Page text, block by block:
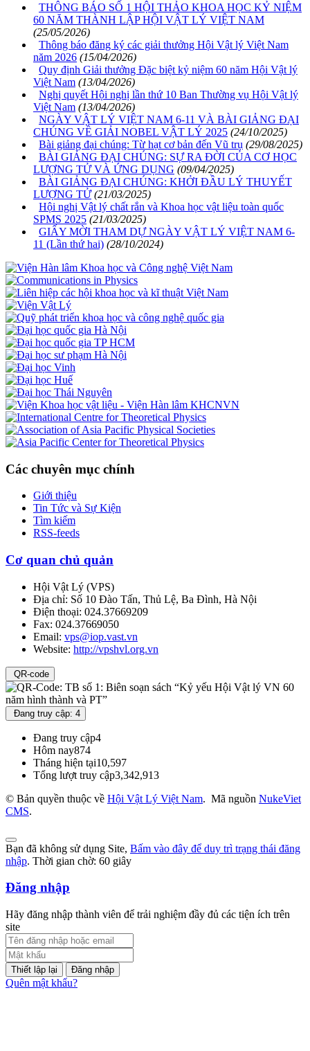
THÔNG BÁO SỐ 1 HỘI THẢO KHOA HỌC KỶ NIỆM
60 NĂM THÀNH LẬP HỘI VẬT LÝ VIỆT NAM
(25/05/2026)
Thông báo đăng ký các giải thưởng Hội Vật lý Việt Nam
năm 2026 (15/04/2026)
Quy định Giải thưởng Đặc biệt kỷ niệm 60 năm Hội Vật lý
Việt Nam (13/04/2026)
Nghị quyết Hội nghị lần thứ 10 Ban Thường vụ Hội Vật lý
Việt Nam (13/04/2026)
NGÀY VẬT LÝ VIỆT NAM 6-11 VÀ BÀI GIẢNG ĐẠI
CHÚNG VỀ GIẢI NOBEL VẬT LÝ 2025 (24/10/2025)
Bài giảng đại chúng: Từ hạt cơ bản đến Vũ trụ (29/08/2025)
BÀI GIẢNG ĐẠI CHÚNG: SỰ RA ĐỜI CỦA CƠ HỌC
LƯỢNG TỬ VÀ ỨNG DỤNG (09/04/2025)
BÀI GIẢNG ĐẠI CHÚNG: KHỞI ĐẦU LÝ THUYẾT
LƯỢNG TỬ (21/03/2025)
Hội nghị Vật lý chất rắn và Khoa học vật liệu toàn quốc
SPMS 2025 (21/03/2025)
GIẤY MỜI THAM DỰ NGÀY VẬT LÝ VIỆT NAM 6-
11 (Lần thứ hai) (28/10/2024)
Các chuyên mục chính
Giới thiệu
Tin Tức và Sự Kiện
Tìm kiếm
RSS-feeds
Cơ quan chủ quản
Hội Vật Lý (VPS)
Địa chỉ: Số 10 Đào Tấn, Thủ Lệ, Ba Đình, Hà Nội
Điện thoại: 024.37669209
Fax: 024.37669050
Email: vps@iop.vast.vn
Website: http://vpshvl.org.vn
QR-code
Đang truy cập: 4
Đang truy cập4
Hôm nay874
Tháng hiện tại10,597
Tổng lượt truy cập3,342,913
© Bản quyền thuộc về Hội Vật Lý Việt Nam. Mã nguồn NukeViet
CMS.
Bạn đã không sử dụng Site, Bấm vào đây để duy trì trạng thái đăng
nhập. Thời gian chờ: 60 giây
Đăng nhập
Hãy đăng nhập thành viên để trải nghiệm đầy đủ các tiện ích trên
site
Đăng nhập
Quên mật khẩu?